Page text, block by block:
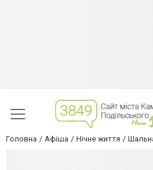
Головна Афіша Нічне життя